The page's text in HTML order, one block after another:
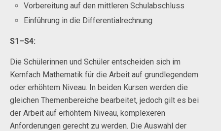
Vorbereitung auf den mittleren Schulabschluss
Einführung in die Differentialrechnung
S1–S4:
Die Schülerinnen und Schüler entscheiden sich im
Kernfach Mathematik für die Arbeit auf grundlegendem
oder erhöhtem Niveau. In beiden Kursen werden die
gleichen Themenbereiche bearbeitet, jedoch gilt es bei
der Arbeit auf erhöhtem Niveau, komplexeren
Anforderungen gerecht zu werden. Die Auswahl der